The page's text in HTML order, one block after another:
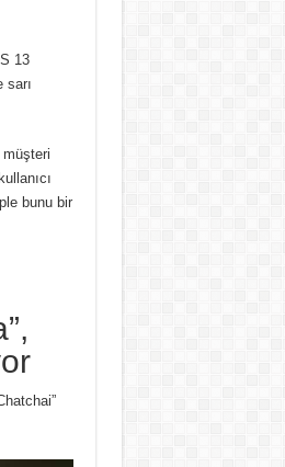
13
sarı
bunu bir